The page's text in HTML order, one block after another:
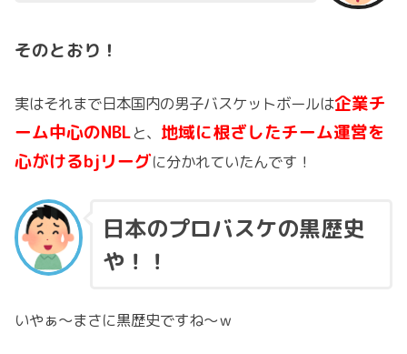
そのとおり！
実はそれまで日本国内の男子バスケットボールは企業チ
ーム中心のNBLと、 地域に根ざしたチーム運営を
心がけるbjリーグに分かれていたんです！
日本のプロバスケの黒歴史
や！！
いやぁ～まさに黒歴史ですね～ｗ